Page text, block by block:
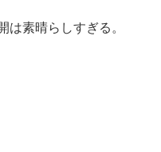
素晴らしすぎる。